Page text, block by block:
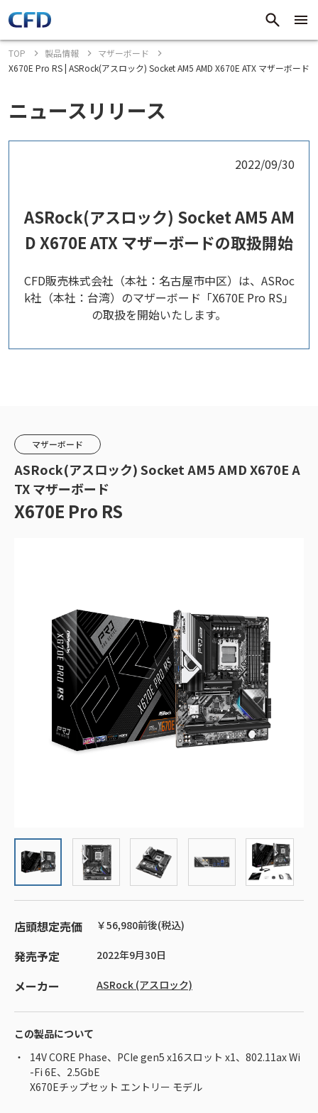
TOP 製品情報
マザーボード
X670E Pro RS | ASRock(アスロック) Socket AM5 AMD X670E ATX マザーボード
ニュースリリース
2022/09/30
ASRock(アスロック) Socket AM5 AM
D X670E ATX マザーボードの取扱開始
CFD販売株式会社（本社：名古屋市中区）は、ASRoc
k社（本社：台湾）のマザーボード「X670E Pro RS」
の取扱を開始いたします。
マザーボード
ASRock(アスロック) Socket AM5 AMD X670E A
TX マザーボード
X670E Pro RS
店頭想定売価 ￥56,980前後(税込)
発売予定 2022年9月30日
メーカー ASRock (アスロック)
この製品について
14V CORE Phase、PCIe gen5 x16スロット x1、802.11ax Wi
-Fi 6E、2.5GbE
X670Eチップセット エントリー モデル